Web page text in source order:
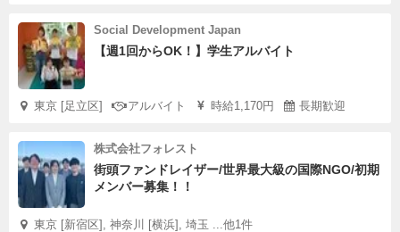
Social Development Japan
【週1回からOK！】学生アルバイト
東京 [足立区] アルバイト 時給1,170円 長期歓迎
株式会社フォレスト
街頭ファンドレイザー/世界最大級の国際NGO/初期
メンバー募集！！
東京 [新宿区], 神奈川 [横浜], 埼玉 ...他1件